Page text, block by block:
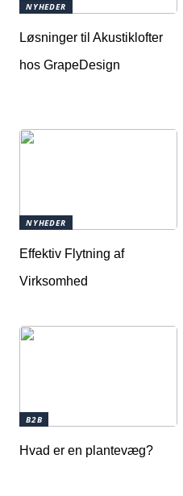
NYHEDER
Løsninger til Akustiklofter
hos GrapeDesign
NYHEDER
Effektiv Flytning af
Virksomhed
B2B
Hvad er en plantevæg?